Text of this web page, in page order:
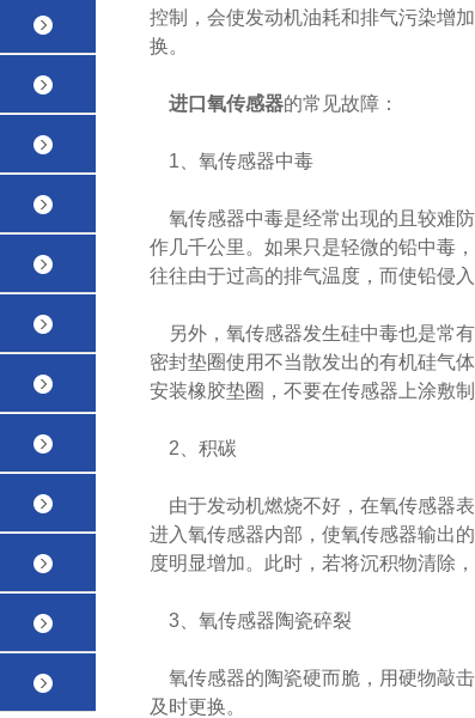
控制，会使发动机油耗和排气污染增
换。
进口氧传感器的常见故障：
1、氧传感器中毒
氧传感器中毒是经常出现的且较难
作几千公里。如果只是轻微的铅中毒
往往由于过高的排气温度，而使铅侵
另外，氧传感器发生硅中毒也是常
密封垫圈使用不当散发出的有机硅气
安装橡胶垫圈，不要在传感器上涂敷
2、积碳
由于发动机燃烧不好，在氧传感器
进入氧传感器内部，使氧传感器输出
度明显增加。此时，若将沉积物清除
3、氧传感器陶瓷碎裂
氧传感器的陶瓷硬而脆，用硬物敲
及时更换。